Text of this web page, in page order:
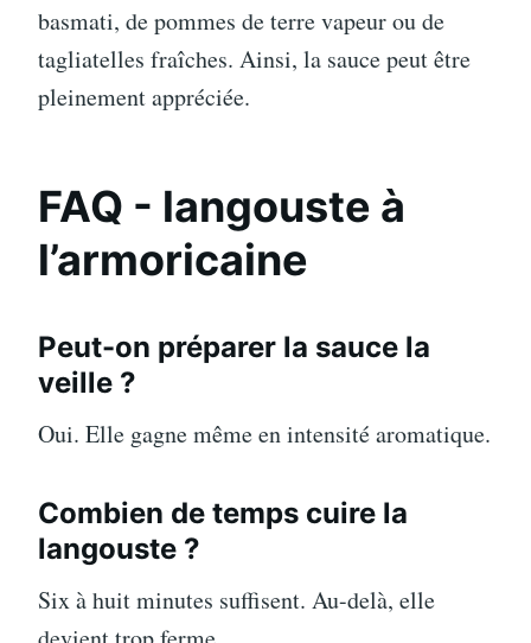
basmati, de pommes de terre vapeur ou de
tagliatelles fraîches. Ainsi, la sauce peut être
pleinement appréciée.
FAQ - langouste à
l’armoricaine
Peut-on préparer la sauce la
veille ?
Oui. Elle gagne même en intensité aromatique.
Combien de temps cuire la
langouste ?
Six à huit minutes suffisent. Au-delà, elle